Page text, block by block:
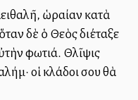
ὡραίαν κατὰ
δὲ ὁ Θεὸς διέταξε
φωτιά. Θλῖψις
οἱ κλάδοι σου θὰ